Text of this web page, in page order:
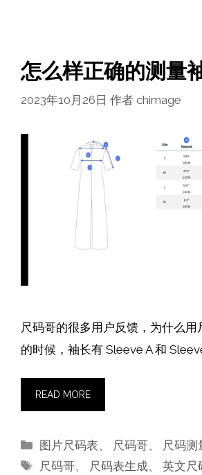
怎么样正确的测量
2023年10月26日 作者 chimage
尺码哥的很多用户反馈，为什么用
的时候，袖长有 Sleeve A 和
READ MORE
分
类
图片尺码表、 尺码哥、 尺码测
标
尺码哥、 尺码表生成、英文尺